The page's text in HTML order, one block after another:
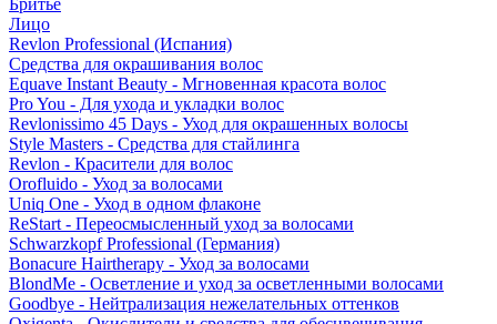
Бритье
Лицо
Revlon Professional (Испания)
Средства для окрашивания волос
Equave Instant Beauty - Мгновенная красота волос
Pro You - Для ухода и укладки волос
Revlonissimo 45 Days - Уход для окрашенных волосы
Style Masters - Средства для стайлинга
Revlon - Красители для волос
Orofluido - Уход за волосами
Uniq One - Уход в одном флаконе
ReStart - Переосмысленный уход за волосами
Schwarzkopf Professional (Германия)
Bonacure Hairtherapy - Уход за волосами
BlondMe - Осветление и уход за осветленными волосами
Goodbye - Нейтрализация нежелательных оттенков